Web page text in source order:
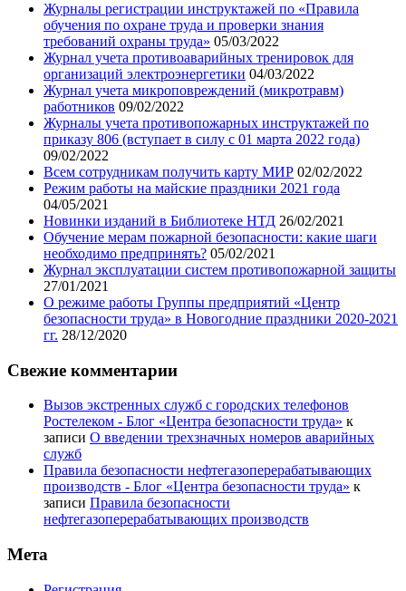
Журналы регистрации инструктажей по «Правила
обучения по охране труда и проверки знания
требований охраны труда» 05/03/2022
Журнал учета противоаварийных тренировок для
организаций электроэнергетики 04/03/2022
Журнал учета микроповреждений (микротравм)
работников 09/02/2022
Журналы учета противопожарных инструктажей по
приказу 806 (вступает в силу с 01 марта 2022 года)
09/02/2022
Всем сотрудникам получить карту МИР 02/02/2022
Режим работы на майские праздники 2021 года
04/05/2021
Новинки изданий в Библиотеке НТД 26/02/2021
Обучение мерам пожарной безопасности: какие шаги
необходимо предпринять? 05/02/2021
Журнал эксплуатации систем противопожарной защиты
27/01/2021
О режиме работы Группы предприятий «Центр
безопасности труда» в Новогодние праздники 2020-2021
гг. 28/12/2020
Свежие комментарии
Вызов экстренных служб с городских телефонов
Ростелеком - Блог «Центра безопасности труда» к
записи О введении трехзначных номеров аварийных
служб
Правила безопасности нефтегазоперерабатывающих
производств - Блог «Центра безопасности труда» к
записи Правила безопасности
нефтегазоперерабатывающих производств
Мета